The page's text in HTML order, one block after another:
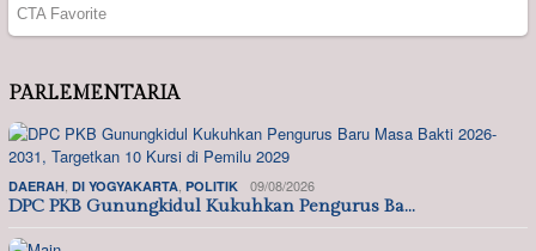
PARLEMENTARIA
DAERAH, DI YOGYAKARTA, POLITIK 09/08/2026
DPC PKB Gunungkidul Kukuhkan Pengurus Ba…